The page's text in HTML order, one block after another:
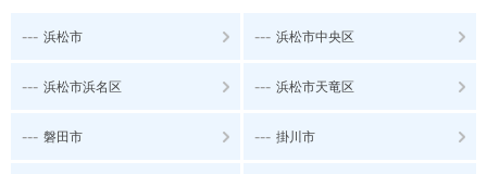
--- 浜松市 --- 浜松市中央区
--- 浜松市浜名区 --- 浜松市天竜区
--- 磐田市 --- 掛川市